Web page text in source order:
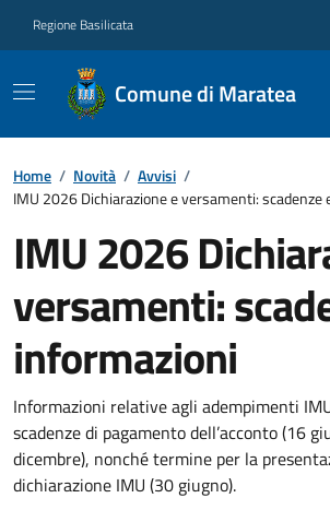
Regione Basilicata
Comune di Maratea
Home / Novità / Avvisi /
IMU 2026 Dichiarazione e versamenti: scadenze
IMU 2026
versamenti:
informazioni
Informazioni relative agli adempimenti
scadenze di pagamento dell’acconto (16
dicembre), nonché termine per la
dichiarazione IMU (30 giugno).